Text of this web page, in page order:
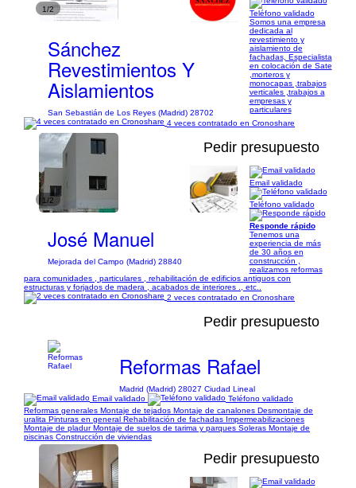
1/2
Sánchez
Revestimientos Y
Aislamientos
San Sebastián de Los Reyes (Madrid) 28702
Teléfono validado
Somos una empresa
dedicada al
revestimiento y
aislamiento de
fachadas, Especialista
en colocación de Sate
,morteros y
monocapas ,trabajos
verticales ,trabajos a
empresas y
particulares
4 veces contratado en Cronoshare
1/2
Pedir presupuesto
José Manuel
Mejorada del Campo (Madrid) 28840
Email validado
Teléfono validado
Responde rápido
Tenemos una
experiencia de más
de 30 años en
construcción ,
realizamos reformas
para comunidades , particulares , rehabilitación de edificios antiguos con
estructuras y forjados de madera , acabados de interiores ., etc..
2 veces contratado en Cronoshare
Pedir presupuesto
Reformas Rafael
Madrid (Madrid) 28027 Ciudad Lineal
Email validado
Teléfono validado
Reformas generales Montaje de tejados Montaje de canalones Desmontaje de
uralita Pinturas en general Rehabilitación de fachadas Impermeabilizaciones
Montaje de pladur Montaje de suelos de tarima y parques Soleras Montaje de
piscinas Construcción de viviendas
Pedir presupuesto